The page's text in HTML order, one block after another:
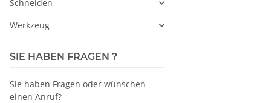
Schneiden
Werkzeug
SIE HABEN FRAGEN ?
Sie haben Fragen oder wünschen
einen Anruf?